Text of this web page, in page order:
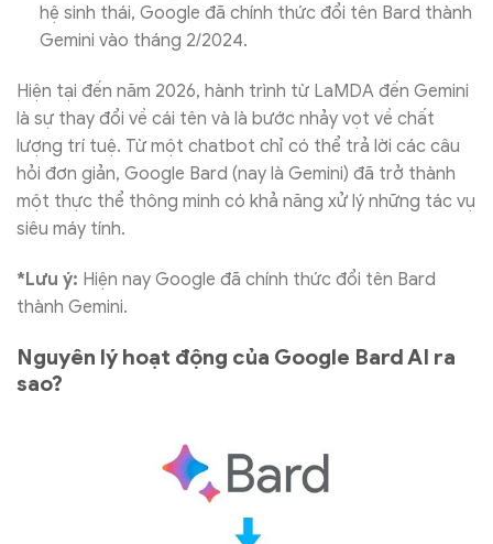
hệ sinh thái, Google đã chính thức đổi tên Bard thành
Gemini vào tháng 2/2024.
Hiện tại đến năm 2026, hành trình từ LaMDA đến Gemini
là sự thay đổi về cái tên và là bước nhảy vọt về chất
lượng trí tuệ. Từ một chatbot chỉ có thể trả lời các câu
hỏi đơn giản, Google Bard (nay là Gemini) đã trở thành
một thực thể thông minh có khả năng xử lý những tác vụ
siêu máy tính.
*Lưu ý: Hiện nay Google đã chính thức đổi tên Bard
thành Gemini.
Nguyên lý hoạt động của Google Bard AI ra
sao?